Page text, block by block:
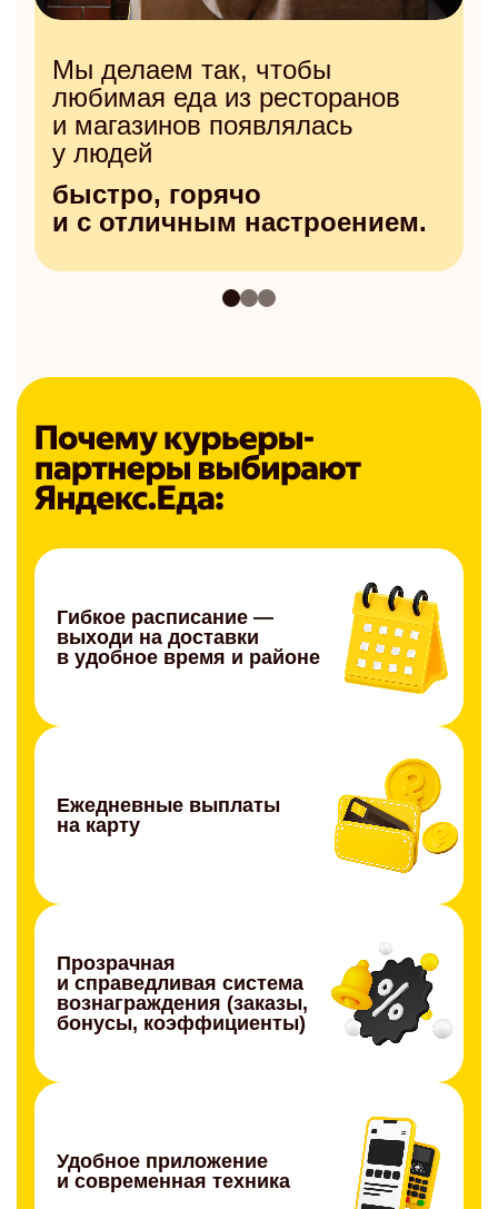
Мы делаем так, чтобы
любимая еда из ресторанов
и магазинов появлялась
у людей
быстро, горячо
и с отличным настроением.
Гибкое расписание —
выходи на доставки
в удобное время и районе
Ежедневные выплаты
на карту
Прозрачная
и справедливая система
вознаграждения (заказы,
бонусы, коэффициенты)
Удобное приложение
и современная техника